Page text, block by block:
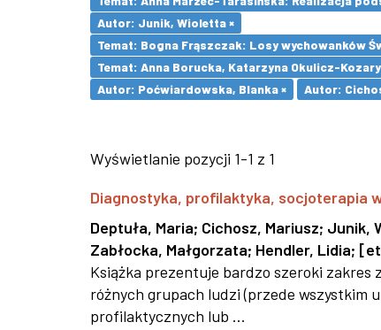
Autor: Junik, Wioletta ×
Temat: Bogna Frąszczak: Losy wychowanków
Temat: Anna Borucka, Katarzyna Okulicz-
Autor: Poćwiardowska, Blanka ×
Autor:
Wyświetlanie pozycji 1-1 z 1
Diagnostyka, profilaktyka, socjoterapia
Deptuła, Maria; Cichosz, Mariusz; Junik,
Zabłocka, Małgorzata; Hendler, Lidia;
Książka prezentuje bardzo szeroki zakres
różnych grupach ludzi (przede wszystkim
profilaktycznych lub ...